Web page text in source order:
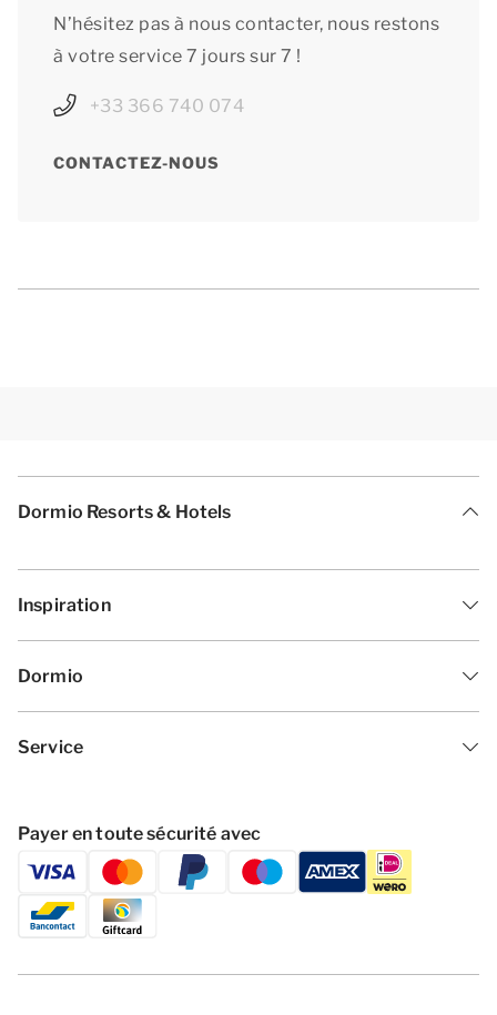
N’hésitez pas à nous contacter, nous restons
à votre service 7 jours sur 7 !
+33 366 740 074
CONTACTEZ-NOUS
Dormio Resorts & Hotels
Inspiration
Dormio
Service
Payer en toute sécurité avec